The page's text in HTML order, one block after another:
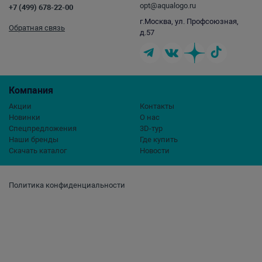
Политика конфиденциальности
Компания
Акции
Новинки
Спецпредложения
Наши бренды
Скачать каталог
Контакты
О нас
3D-тур
Где купить
Новости
+7 (499) 678-22-00
Обратная связь
opt@aqualogo.ru
г.Москва, ул. Профсоюзная,
д.57